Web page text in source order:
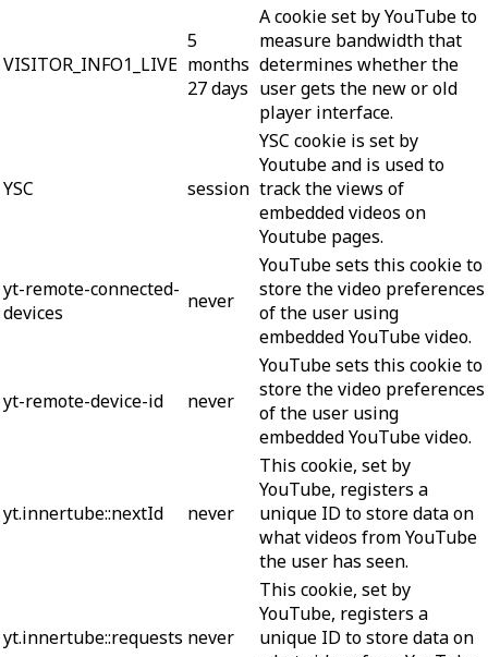
VISITOR_INFO1_LIVE
5
months
27 days
A cookie set by YouTube to
measure bandwidth that
determines whether the
user gets the new or old
player interface.
YSC session
YSC cookie is set by
Youtube and is used to
track the views of
embedded videos on
Youtube pages.
yt-remote-connected-
devices
never
YouTube sets this cookie to
store the video preferences
of the user using
embedded YouTube video.
yt-remote-device-id never
YouTube sets this cookie to
store the video preferences
of the user using
embedded YouTube video.
yt.innertube::nextId never
This cookie, set by
YouTube, registers a
unique ID to store data on
what videos from YouTube
the user has seen.
yt.innertube::requests never
This cookie, set by
YouTube, registers a
unique ID to store data on